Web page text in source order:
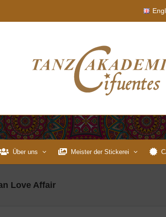
Über uns Meister der Stickerei
Love Affair